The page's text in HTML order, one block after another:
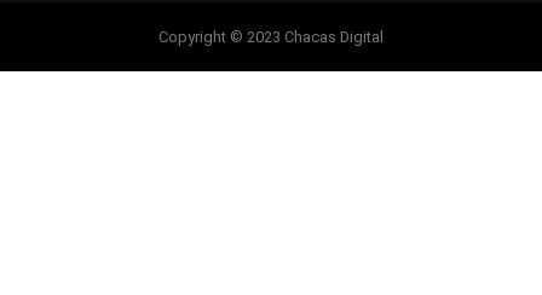
Copyright © 2023 Chacas Digital